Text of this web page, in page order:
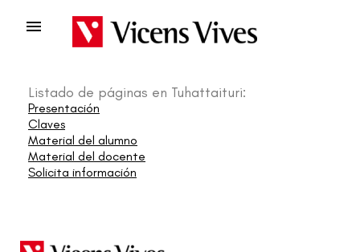

Listado de páginas en Tuhattaituri:
Presentación
Claves
Material del alumno
Material del docente
Solicita información